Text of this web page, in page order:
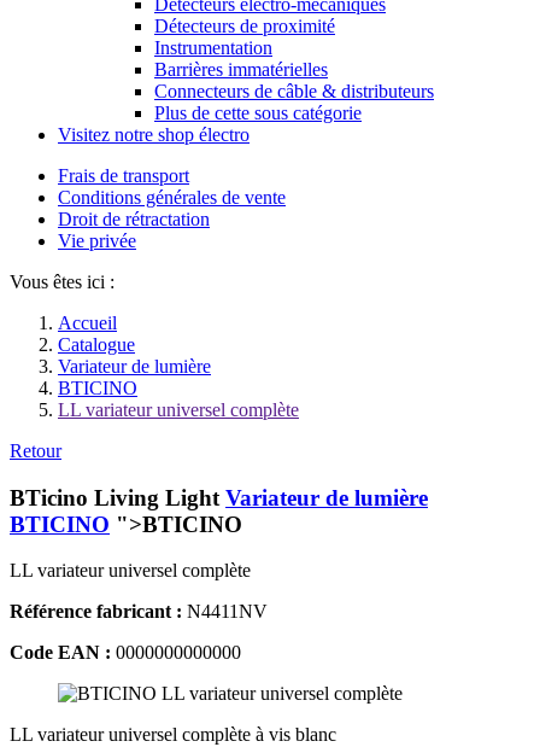
Détecteurs de proximité
Instrumentation
Barrières immatérielles
Connecteurs de câble & distributeurs
Plus de cette sous catégorie
Visitez notre shop électro
Frais de transport
Conditions générales de vente
Droit de rétractation
Vie privée
Vous êtes ici :
Accueil
Catalogue
Variateur de lumière
BTICINO
LL variateur universel complète
Retour
BTicino Living Light Variateur de lumière
BTICINO ">BTICINO
LL variateur universel complète
Référence fabricant : N4411NV
Code EAN : 0000000000000
LL variateur universel complète à vis blanc